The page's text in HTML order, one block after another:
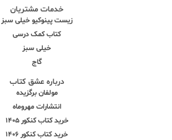
خدمات مشتریان
زیست پینوکیو خیلی سبز
کتاب کمک درسی
خیلی سبز
گاج
درباره عشق کتاب
مولفان برگزیده
انتشارات مهروماه
خرید کتاب کنکور 1405
خرید کتاب کنکور 1406